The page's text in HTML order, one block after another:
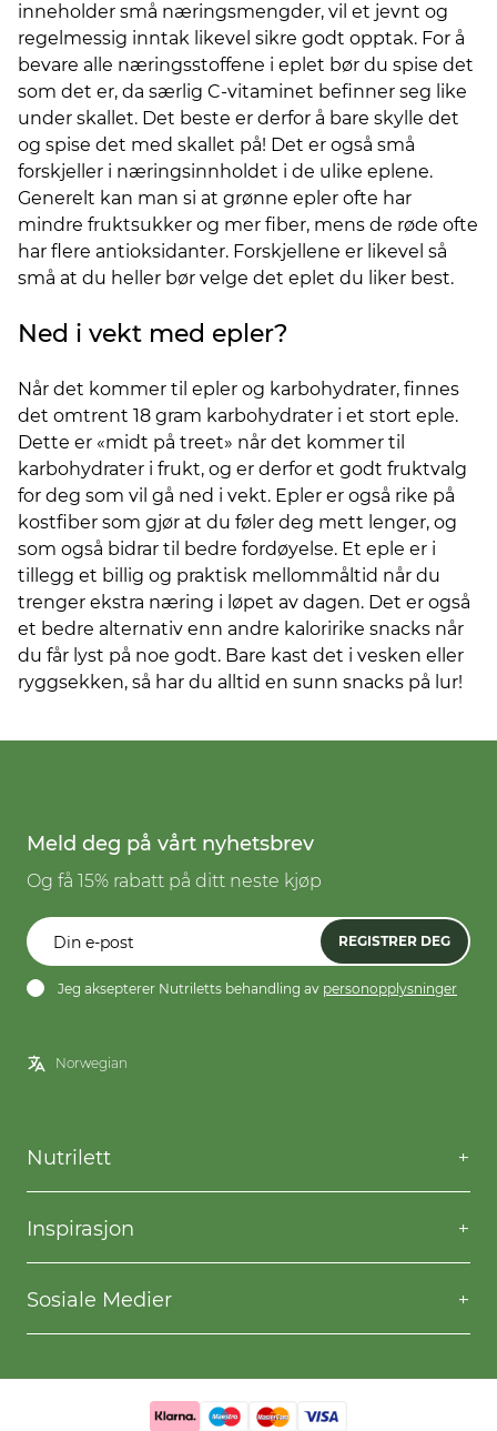
inneholder små næringsmengder, vil et jevnt og
regelmessig inntak likevel sikre godt opptak. For å
bevare alle næringsstoffene i eplet bør du spise det
som det er, da særlig C-vitaminet befinner seg like
under skallet. Det beste er derfor å bare skylle det
og spise det med skallet på! Det er også små
forskjeller i næringsinnholdet i de ulike eplene.
Generelt kan man si at grønne epler ofte har
mindre fruktsukker og mer fiber, mens de røde ofte
har flere antioksidanter. Forskjellene er likevel så
små at du heller bør velge det eplet du liker best.
Ned i vekt med epler?
Når det kommer til epler og karbohydrater, finnes
det omtrent 18 gram karbohydrater i et stort eple.
Dette er «midt på treet» når det kommer til
karbohydrater i frukt, og er derfor et godt fruktvalg
for deg som vil gå ned i vekt. Epler er også rike på
kostfiber som gjør at du føler deg mett lenger, og
som også bidrar til bedre fordøyelse. Et eple er i
tillegg et billig og praktisk mellommåltid når du
trenger ekstra næring i løpet av dagen. Det er også
et bedre alternativ enn andre kaloririke snacks når
du får lyst på noe godt. Bare kast det i vesken eller
ryggsekken, så har du alltid en sunn snacks på lur!
Meld deg på vårt nyhetsbrev
Og få 15% rabatt på ditt neste kjøp
REGISTRER DEG
Jeg aksepterer Nutriletts behandling av personopplysninger
Nutrilett
Kontakt oss
Spørsmål og svar
Frakt og levering
Kjøpsbetingelser
Inspirasjon
Willpower
Oppskrifter
Gå ned i vekt
Sosiale Medier
Facebook